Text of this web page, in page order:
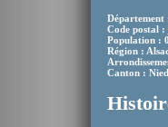
Département
Code postal :
Population :
Région :
Canton :